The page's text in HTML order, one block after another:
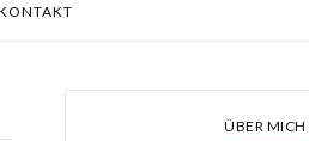
ÜBER MICH